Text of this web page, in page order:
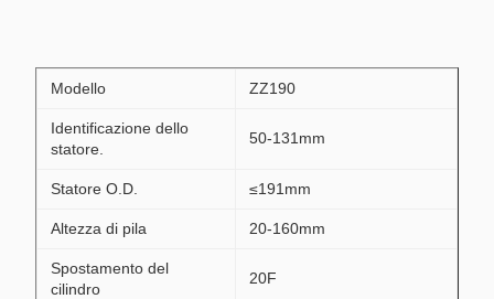
Modello ZZ190
Identificazione dello
statore.
50-131mm
Statore O.D. ≤191mm
Altezza di pila 20-160mm
Spostamento del
cilindro
20F